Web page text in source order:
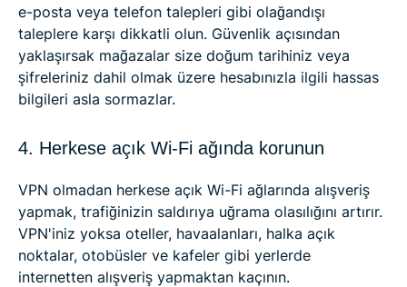
e-posta veya telefon talepleri gibi olağandışı
taleplere karşı dikkatli olun. Güvenlik açısından
yaklaşırsak mağazalar size doğum tarihiniz veya
şifreleriniz dahil olmak üzere hesabınızla ilgili hassas
bilgileri asla sormazlar.
4. Herkese açık Wi-Fi ağında korunun
VPN olmadan herkese açık Wi-Fi ağlarında alışveriş
yapmak, trafiğinizin saldırıya uğrama olasılığını artırır.
VPN'iniz yoksa oteller, havaalanları, halka açık
noktalar, otobüsler ve kafeler gibi yerlerde
internetten alışveriş yapmaktan kaçının.